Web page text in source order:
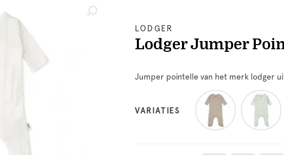
LODGER
Lodger Jumper
Jumper pointelle van het merk lodger
VARIATIES